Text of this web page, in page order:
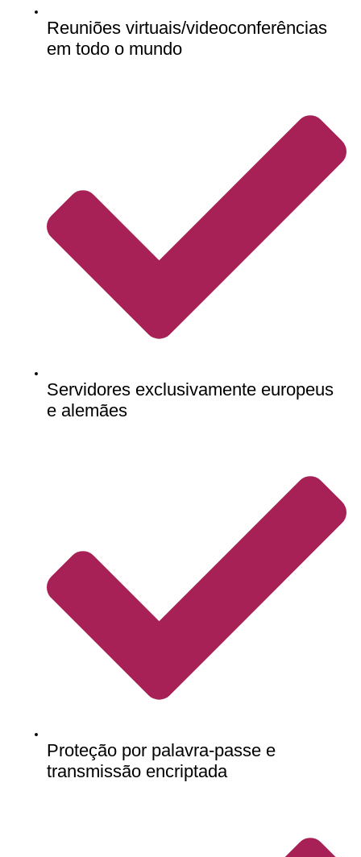
Reuniões virtuais/videoconferências
em todo o mundo
Servidores exclusivamente europeus
e alemães
Proteção por palavra-passe e
transmissão encriptada